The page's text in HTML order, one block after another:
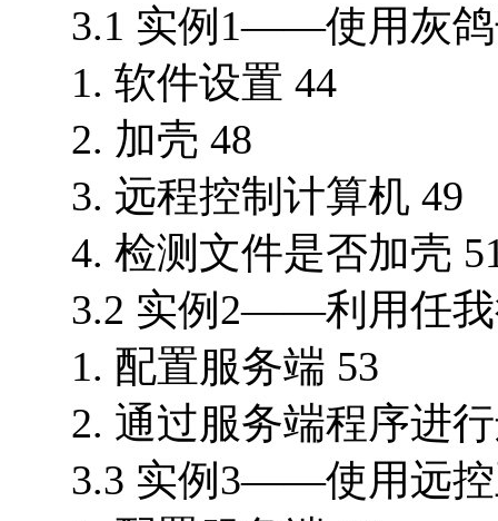
3.1 实例1——使用灰鸽
1. 软件设置 44
2. 加壳 48
3. 远程控制计算机 49
4. 检测文件是否加壳
3.2 实例2——利用任我
1. 配置服务端 53
2. 通过服务端程序进
3.3 实例3——使用远控